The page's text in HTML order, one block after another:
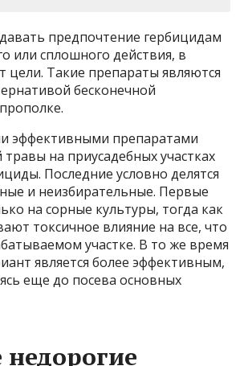
предпочтение гербицидам
или сплошного действия, в
цели. Такие препараты являются
бесконечной
эффективными препаратами
на приусадебных участках
Последние условно делятся
и неизбирательные. Первые
на сорные культуры, тогда как
токсичное влияние на все, что
участке. В то же время
является более эффективным,
еще до посева основных